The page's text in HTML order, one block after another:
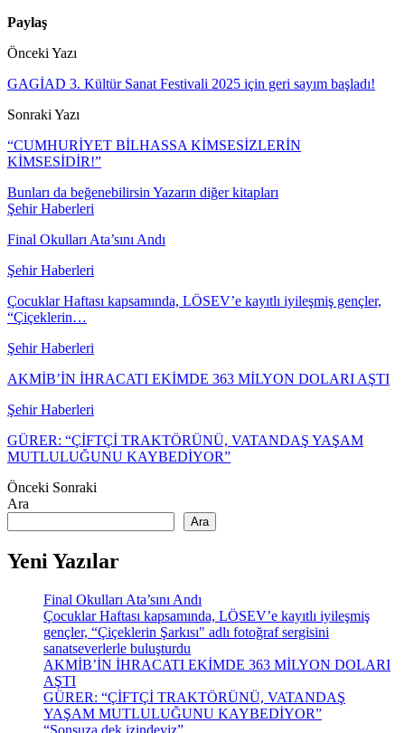
Paylaş
Önceki Yazı
GAGİAD 3. Kültür Sanat Festivali 2025 için geri sayım başladı!
Sonraki Yazı
“CUMHURİYET BİLHASSA KİMSESİZLERİN
KİMSESİDİR!”
Bunları da beğenebilirsin Yazarın diğer kitapları
Şehir Haberleri
Final Okulları Ata’sını Andı
Şehir Haberleri
Çocuklar Haftası kapsamında, LÖSEV’e kayıtlı iyileşmiş gençler,
“Çiçeklerin…
Şehir Haberleri
AKMİB’İN İHRACATI EKİMDE 363 MİLYON DOLARI AŞTI
Şehir Haberleri
GÜRER: “ÇİFTÇİ TRAKTÖRÜNÜ, VATANDAŞ YAŞAM
MUTLULUĞUNU KAYBEDİYOR”
Önceki Sonraki
Ara
Ara
Yeni Yazılar
Final Okulları Ata’sını Andı
Çocuklar Haftası kapsamında, LÖSEV’e kayıtlı iyileşmiş
gençler, “Çiçeklerin Şarkısı" adlı fotoğraf sergisini
sanatseverlerle buluşturdu
AKMİB’İN İHRACATI EKİMDE 363 MİLYON DOLARI
AŞTI
GÜRER: “ÇİFTÇİ TRAKTÖRÜNÜ, VATANDAŞ
YAŞAM MUTLULUĞUNU KAYBEDİYOR”
“Sonsuza dek izindeyiz”